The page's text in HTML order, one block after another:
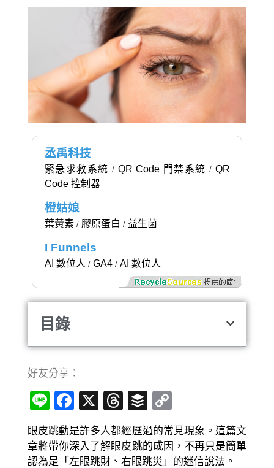
丞禹科技
緊急求救系統 / QR Code 門禁系統 / QR
Code 控制器
橙姑娘
葉黃素/ 膠原蛋白 / 益生菌
I Funnels
AI 數位人 / GA4/ AI 數位人
目錄
好友分享：
LineFacebook
X Threads
Buffer
Link
眼皮跳動是許多人都經歷過的常見現象。這篇文
章將帶你深入了解眼皮跳的成因，不再只是簡單
認為是「左眼跳財、右眼跳災」的迷信說法。